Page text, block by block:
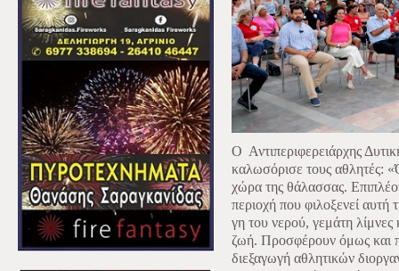
Ο Αντιπεριφερειάρχης
καλωσόρισε τους αθλητές:
χώρα της θάλασσας.
περιοχή που φιλοξενεί αυτή
γη του νερού, γεμάτη
ζωή. Προσφέρουν όμως και
διεξαγωγή αθλητικών